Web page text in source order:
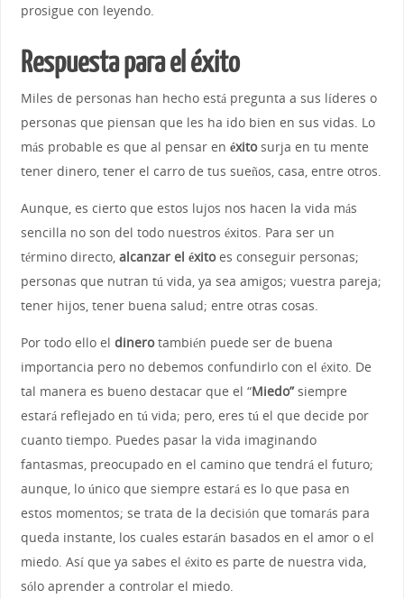
prosigue con leyendo.
Respuesta para el éxito
Miles de personas han hecho está pregunta a sus líderes o
personas que piensan que les ha ido bien en sus vidas. Lo
más probable es que al pensar en éxitosurja en tu mente
tener dinero, tener el carro de tus sueños, casa, entre otros.
Aunque, es cierto que estos lujos nos hacen la vida más
sencilla no son del todo nuestros éxitos. Para ser un
término directo, alcanzar el éxitoes conseguir personas;
personas que nutran tú vida, ya sea amigos; vuestra pareja;
tener hijos, tener buena salud; entre otras cosas.
Por todo ello el dinerotambién puede ser de buena
importancia pero no debemos confundirlo con el éxito. De
tal manera es bueno destacar que el “Miedo”siempre
estará reflejado en tú vida; pero, eres tú el que decide por
cuanto tiempo. Puedes pasar la vida imaginando
fantasmas, preocupado en el camino que tendrá el futuro;
aunque, lo único que siempre estará es lo que pasa en
estos momentos; se trata de la decisión que tomarás para
queda instante, los cuales estarán basados en el amor o el
miedo. Así que ya sabes el éxito es parte de nuestra vida,
sólo aprender a controlar el miedo.